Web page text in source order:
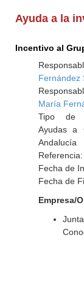
Ayuda a la
Incentivo al
Fernández
María
Tipo de
Ayudas a
Andalucía
Fecha de
Fecha de
Empresa/